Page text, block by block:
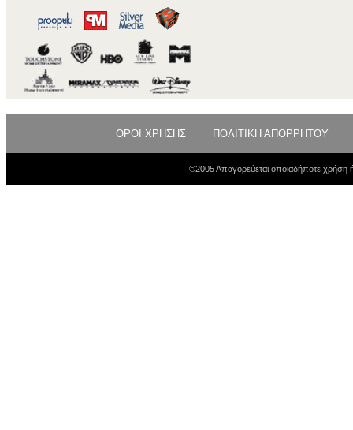
ΟΡΟΙ ΧΡΗΣΗΣ ΠΟΛΙΤΙΚΗ ΑΠΟΡΡΗΤΟΥ
©2005 Απαγορεύεται οποιαδήποτε χρήση